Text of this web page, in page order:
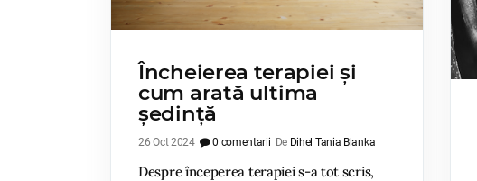
Încheierea terapiei și
cum arată ultima
ședință
26 Oct 2024 0 comentarii De Dihel Tania Blanka
Despre începerea terapiei s-a tot scris,